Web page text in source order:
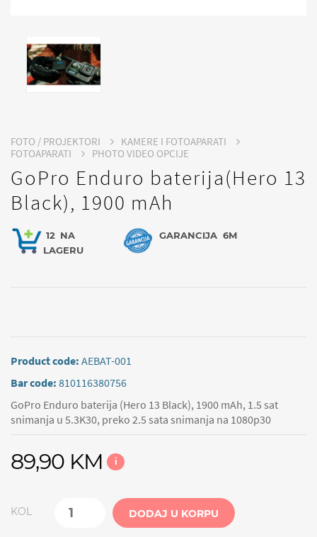
FOTO / PROJEKTORI
KAMERE I FOTOAPARATI
FOTOAPARATI
PHOTO VIDEO OPCIJE
GoPro Enduro baterija(Hero 13
Black), 1900 mAh
12 NA
LAGERU
GARANCIJA 6M
Product code: AEBAT-001
Bar code: 810116380756
GoPro Enduro baterija (Hero 13 Black), 1900 mAh, 1.5 sat
snimanja u 5.3K30, preko 2.5 sata snimanja na 1080p30
89,90 KM i
KOL DODAJ U KORPU